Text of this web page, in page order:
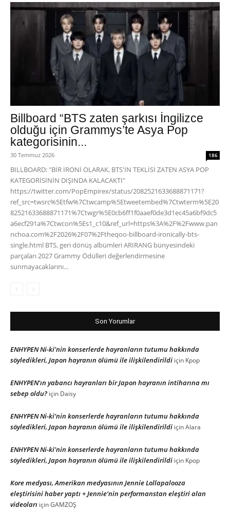
Billboard “BTS zaten şarkısı İngilizce
olduğu için Grammys’te Asya Pop
kategorisinin...
30 Temmuz 2026 186
BILLBOARD: "BİR İRONİ OLARAK, BTS'İN TEKLİSİ ZATEN ASYA POP
KATEGORİSİNİN DIŞINDA KALACAKTI"
https://twitter.com/PopEmpirex/status/2082521633688871171?
ref_src=twsrc%5Etfw%7Ctwcamp%5Etweetembed%7Ctwterm%5E20
82521633688871171%7Ctwgr%5E0cb6ff1f0aaef0de3d1ec45a6bf9dc5
a6ecf291a%7Ctwcon%5Es1_c10&ref_url=https%3A%2F%2Fwww.pan
nchoa.com%2F2026%2F07%2Ftheqoo-billboard-ironically-bts-
single.html BTS, geri dönüş albümleri ARIRANG bünyesindeki
parçaları 2027 Grammy Ödülleri değerlendirmesine
sunmayacaklarını...
Son Yorumlar
ENHYPEN Ni-ki’nin konserlerde hayranların tutumu hakkında
söyledikleri, Japon hayranın ölümü ile ilişkilendirildi için Kpop
ENHYPEN’ın yabancı hayranları bir Japon hayranın intiharına mı
sebep oldu? için Daisy
ENHYPEN Ni-ki’nin konserlerde hayranların tutumu hakkında
söyledikleri, Japon hayranın ölümü ile ilişkilendirildi içinAlara
ENHYPEN Ni-ki’nin konserlerde hayranların tutumu hakkında
söyledikleri, Japon hayranın ölümü ile ilişkilendirildi için Kpop
Kore medyası, Amerikan medyasının Jennie Lollapalooza
eleştirisini haber yaptı + Jennie’nin performanstan eleştiri alan
videoları içinGAMZOŞ